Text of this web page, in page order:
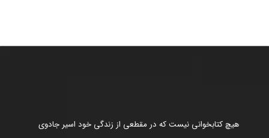
هیچ کتابخوانی نیست که در مقطعی از زندگی خود اسیر جادوی